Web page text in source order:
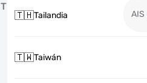
T
🇹🇭Tailandia AIS
🇹🇼Taiwán